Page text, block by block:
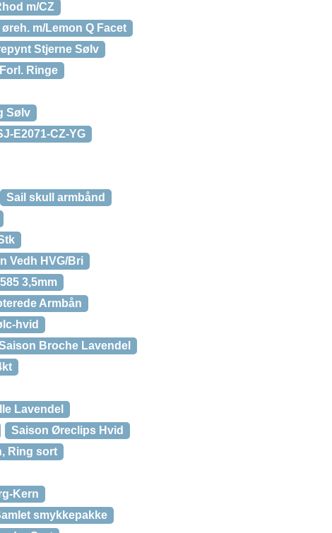
m/CZ
øreh. m/Lemon Q Facet
Stjerne Sølv
Ringe
Sølv
E2071-CZ-YG
Sail skull armbånd
Vedh HVG/Bri
3,5mm
Armbån
hvid
Broche Lavendel
Lavendel
Saison Øreclips Hvid
Ring sort
Kern
smykkepakke